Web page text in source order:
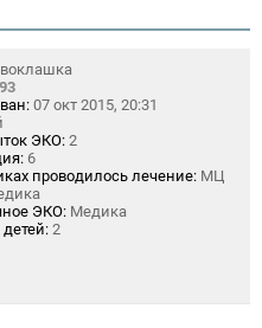
07 окт 2015, 20:31
ЭКО: 2
6
проводилось лечение: МЦ
ЭКО: Медика
2